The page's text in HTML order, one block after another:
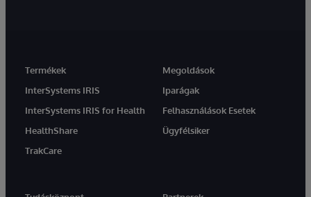
Termékek
InterSystems IRIS
InterSystems IRIS for Health
HealthShare
TrakCare
Megoldások
Iparágak
Felhasználások Esetek
Ügyfélsiker